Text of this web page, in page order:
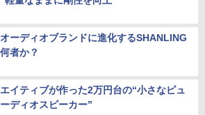
ーディオブランドに進化するSHANLING
者か？
イティブが作った2万円台の“小さなピュ
ディオスピーカー”